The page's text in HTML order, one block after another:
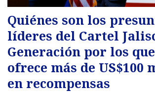
Quiénes son los
líderes del Cartel
Generación por los
ofrece más de US$100
en recompensas